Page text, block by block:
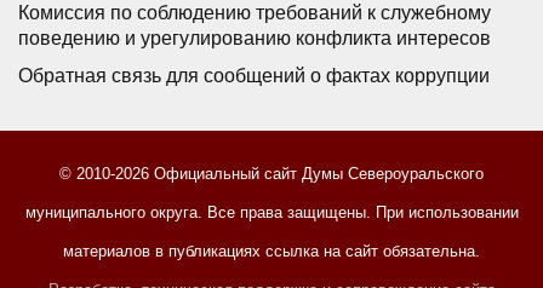
Комиссия по соблюдению требований к служебному
поведению и урегулированию конфликта интересов
Обратная связь для сообщений о фактах коррупции
© 2010-2026 Официальный сайт Думы Североуральского
муниципального округа. Все права защищены. При использовании
материалов в публикациях ссылка на сайт обязательна.